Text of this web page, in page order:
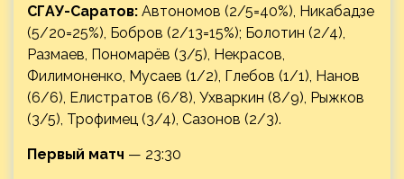
СГАУ-Саратов: Автономов (2/5=40%), Никабадзе
(5/20=25%), Бобров (2/13=15%); Болотин (2/4),
Размаев, Пономарёв (3/5), Некрасов,
Филимоненко, Мусаев (1/2), Глебов (1/1), Нанов
(6/6), Елистратов (6/8), Ухваркин (8/9), Рыжков
(3/5), Трофимец (3/4), Сазонов (2/3).
Первый матч — 23:30